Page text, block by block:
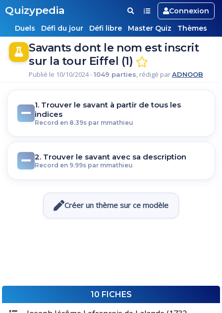
Quizypedia
Connexion
Duels
Défi du jour Défi libre Master Quiz Thèmes
Savants dont le nom est inscrit
sur la tour Eiffel (1)
Publié le 10/10/2024 -1049 parties, rédigé parADNOOB
1. Trouver le savant à partir de tous les
indices
Record en 8.39s par mmathieu
2. Trouver le savant avec sa description
Record en 9.99s par mmathieu
Créer un thème sur ce modèle
10 FICHES